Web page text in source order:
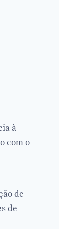
à
com o
de
de